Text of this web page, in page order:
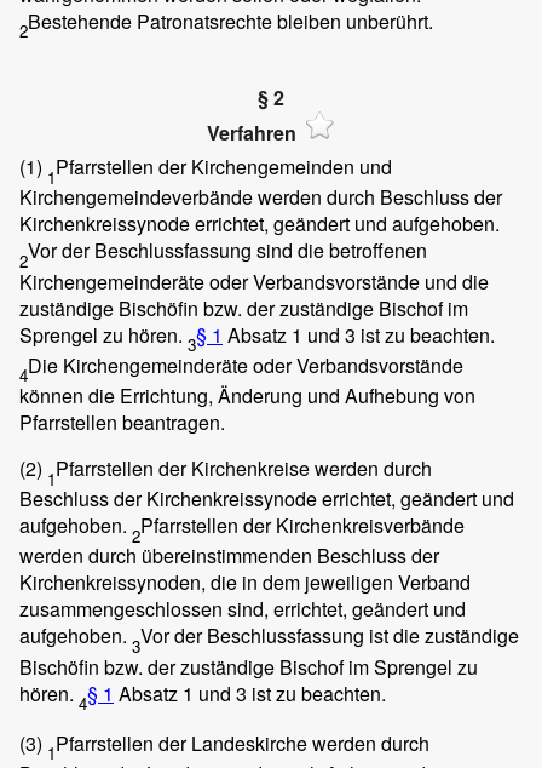
2Bestehende Patronatsrechte bleiben unberührt.
§ 2
Verfahren
(1) 1Pfarrstellen der Kirchengemeinden und
Kirchengemeindeverbände werden durch Beschluss der
Kirchenkreissynode errichtet, geändert und aufgehoben.
2Vor der Beschlussfassung sind die betroffenen
Kirchengemeinderäte oder Verbandsvorstände und die
zuständige Bischöfin bzw. der zuständige Bischof im
Sprengel zu hören. 3§ 1 Absatz 1 und 3 ist zu beachten.
4Die Kirchengemeinderäte oder Verbandsvorstände
können die Errichtung, Änderung und Aufhebung von
Pfarrstellen beantragen.
(2) 1Pfarrstellen der Kirchenkreise werden durch
Beschluss der Kirchenkreissynode errichtet, geändert und
aufgehoben. 2Pfarrstellen der Kirchenkreisverbände
werden durch übereinstimmenden Beschluss der
Kirchenkreissynoden, die in dem jeweiligen Verband
zusammengeschlossen sind, errichtet, geändert und
aufgehoben. 3Vor der Beschlussfassung ist die zuständige
Bischöfin bzw. der zuständige Bischof im Sprengel zu
hören. 4§ 1 Absatz 1 und 3 ist zu beachten.
(3) 1Pfarrstellen der Landeskirche werden durch